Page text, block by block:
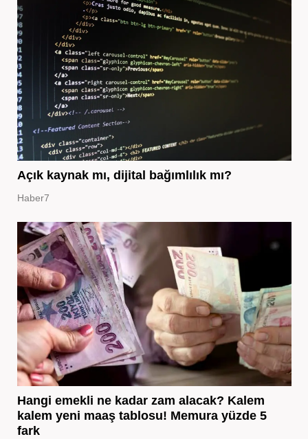
Açık kaynak mı, dijital bağımlılık mı?
Haber7
Hangi emekli ne kadar zam alacak? Kalem
kalem yeni maaş tablosu! Memura yüzde 5
fark